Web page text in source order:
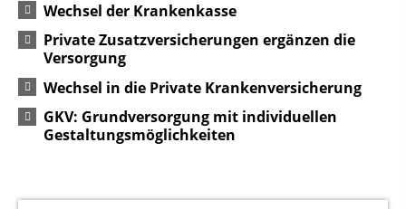
Wechsel der Krankenkasse
Private Zusatzversicherungen ergänzen die
Versorgung
Wechsel in die Private Krankenversicherung
GKV: Grundversorgung mit individuellen
Gestaltungsmöglichkeiten